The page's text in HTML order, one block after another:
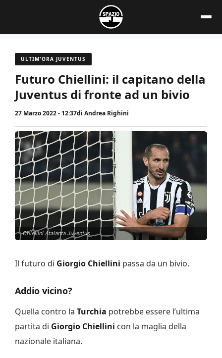
contenuto
ULTIM'ORA JUVENTUS
Futuro Chiellini: il capitano della
Juventus di fronte ad un bivio
27 Marzo 2022 - 12:37di Andrea Righini
Chiellini Atalanta Juventus
Il futuro di Giorgio Chiellini passa da un bivio.
Addio vicino?
Quella contro la Turchia potrebbe essere l’ultima
partita di Giorgio Chiellini con la maglia della
nazionale italiana.